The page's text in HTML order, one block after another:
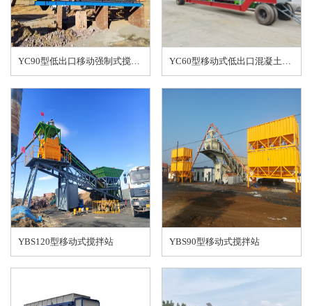
YC90型低出口移动强制式搅拌站 YC60型移动式低出口混凝土搅拌站
YBS120型移动式搅拌站 YBS90型移动式搅拌站